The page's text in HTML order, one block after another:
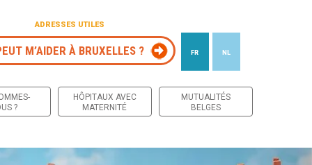
ADRESSES UTILES
M’AIDER À BRUXELLES ? FR NL
?
HÔPITAUX AVEC
MATERNITÉ
MUTUALITÉS
BELGES